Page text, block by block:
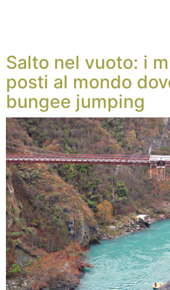
Salto nel vuoto: i
posti al mondo
bungee jumping